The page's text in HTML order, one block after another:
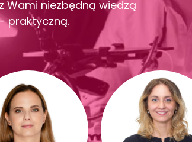
Wami niezbędną wiedzą
praktyczną.